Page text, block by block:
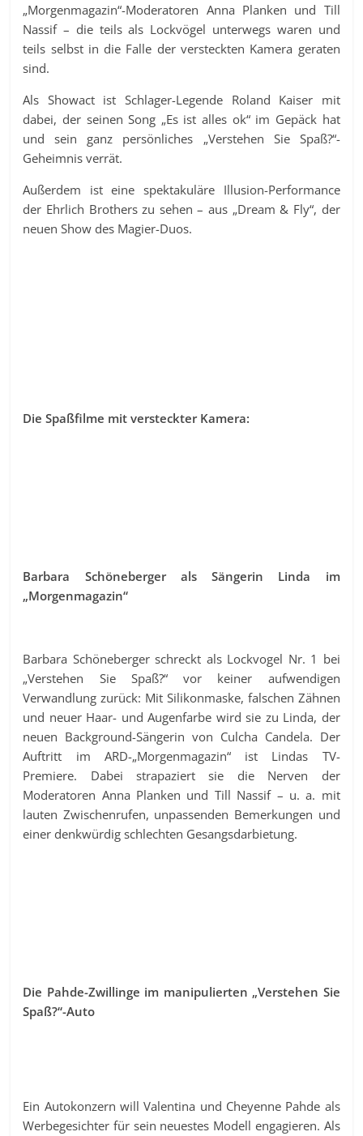
„Morgenmagazin“-Moderatoren Anna Planken und Till
Nassif – die teils als Lockvögel unterwegs waren und
teils selbst in die Falle der versteckten Kamera geraten
sind.
Als Showact ist Schlager-Legende Roland Kaiser mit
dabei, der seinen Song „Es ist alles ok“ im Gepäck hat
und sein ganz persönliches „Verstehen Sie Spaß?“-
Geheimnis verrät.
Außerdem ist eine spektakuläre Illusion-Performance
der Ehrlich Brothers zu sehen – aus „Dream & Fly“, der
neuen Show des Magier-Duos.
Die Spaßfilme mit versteckter Kamera:
Barbara Schöneberger als Sängerin Linda im
„Morgenmagazin“
Barbara Schöneberger schreckt als Lockvogel Nr. 1 bei
„Verstehen Sie Spaß?“ vor keiner aufwendigen
Verwandlung zurück: Mit Silikonmaske, falschen Zähnen
und neuer Haar- und Augenfarbe wird sie zu Linda, der
neuen Background-Sängerin von Culcha Candela. Der
Auftritt im ARD-„Morgenmagazin“ ist Lindas TV-
Premiere. Dabei strapaziert sie die Nerven der
Moderatoren Anna Planken und Till Nassif – u. a. mit
lauten Zwischenrufen, unpassenden Bemerkungen und
einer denkwürdig schlechten Gesangsdarbietung.
Die Pahde-Zwillinge im manipulierten „Verstehen Sie
Spaß?“-Auto
Ein Autokonzern will Valentina und Cheyenne Pahde als
Werbegesichter für sein neuestes Modell engagieren. Als